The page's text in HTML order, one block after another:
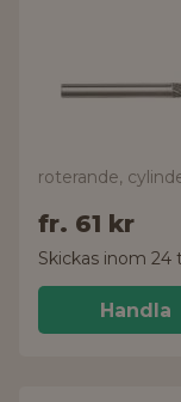
fr. 61 kr
Handla